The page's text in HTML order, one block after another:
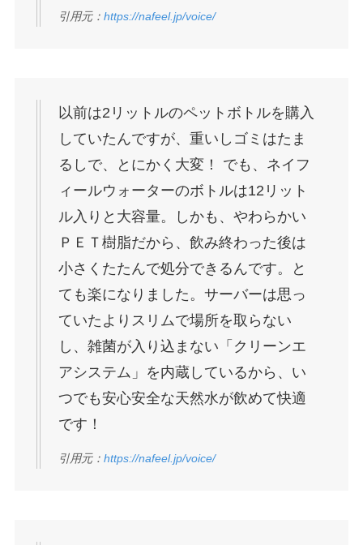
引用元： https://nafeel.jp/voice/
以前は2リットルのペットボトルを購入
していたんですが、重いしゴミはたま
るしで、とにかく大変！ でも、ネイフ
ィールウォーターのボトルは12リット
ル入りと大容量。しかも、やわらかい
ＰＥＴ樹脂だから、飲み終わった後は
小さくたたんで処分できるんです。と
ても楽になりました。サーバーは思っ
ていたよりスリムで場所を取らない
し、雑菌が入り込まない「クリーンエ
アシステム」を内蔵しているから、い
つでも安心安全な天然水が飲めて快適
です！
引用元： https://nafeel.jp/voice/